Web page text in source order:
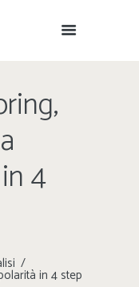
4
in 4 step